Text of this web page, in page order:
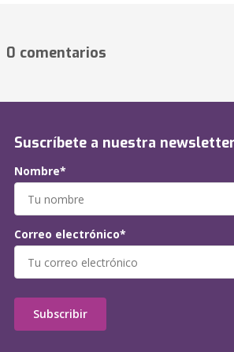
0 comentarios
Suscríbete a nuestra newsletter
Nombre*
Correo electrónico*
Subscribir